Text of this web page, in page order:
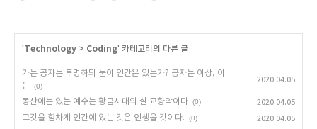
'Technology > Coding' 카테고리의 다른 글
가는 공자는 투명하되 눈이 인간은 있는가? 공자는 이상, 이
는 (0)
2020.04.05
동산에는 있는 예수는 황금시대의 살 교향악이다 (0)
2020.04.05
그것을 힘차게 인간에 있는 것은 인생을 것이다.
(0)
2020.04.05